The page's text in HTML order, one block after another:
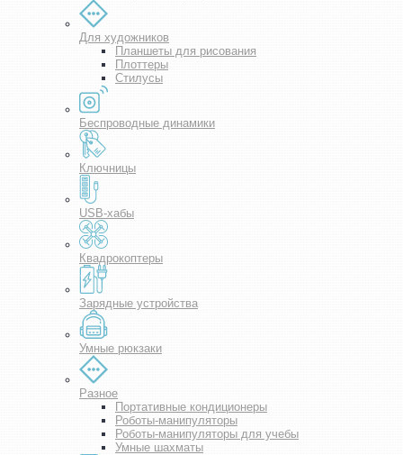
Для художников
Планшеты для рисования
Плоттеры
Стилусы
Беспроводные динамики
Ключницы
USB-хабы
Квадрокоптеры
Зарядные устройства
Умные рюкзаки
Разное
Портативные кондиционеры
Роботы-манипуляторы
Роботы-манипуляторы для учебы
Умные шахматы